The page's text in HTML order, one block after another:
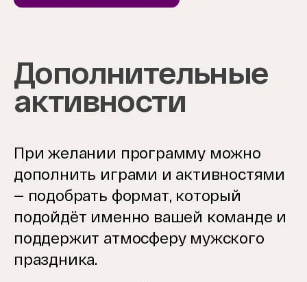
Дополнительные
активности
При желании программу можно
дополнить играми и активностями
— подобрать формат, который
подойдёт именно вашей команде и
поддержит атмосферу мужского
праздника.